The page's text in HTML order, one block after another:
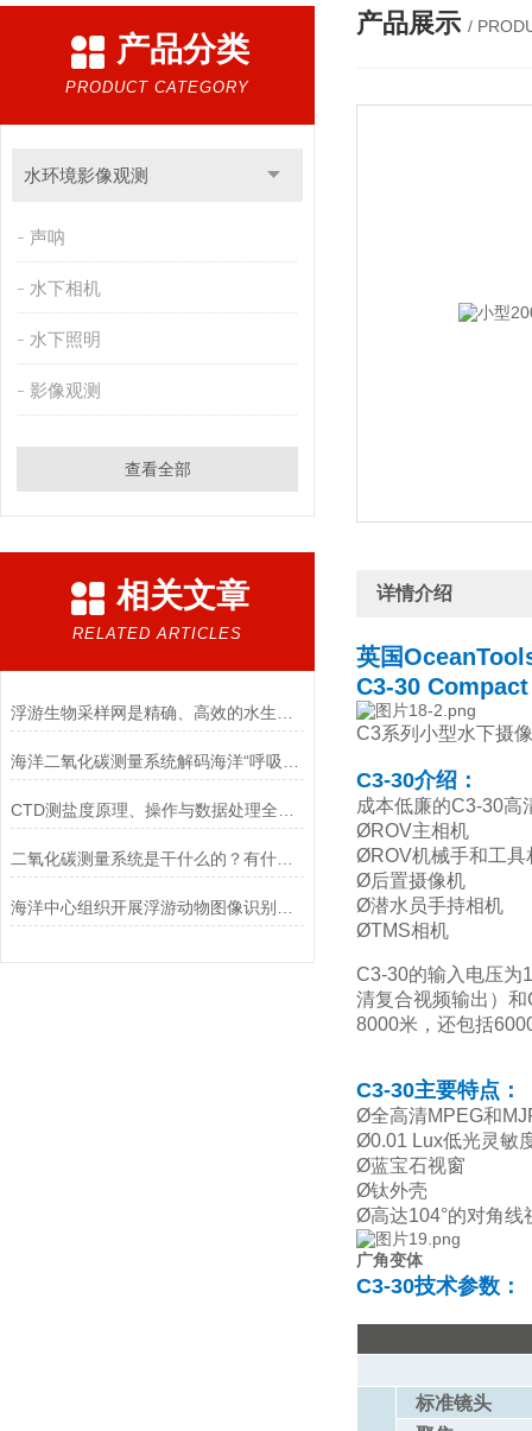
产品分类
PRODUCT CATEGORY
水环境影像观测
声呐
水下相机
水下照明
影像观测
查看全部
相关文章
RELATED ARTICLES
二氧化碳测量系统是干什么的？有什么特点？
产品展示 /
详情介绍
英国
C3-30
C3系列小型水下摄
C3-30介绍：
成本低廉的C3-30高
ØROV主相机
ØROV机械手和工具
Ø后置摄像机
Ø潜水员手持相机
ØTMS相机
C3-30的输入电压为
清复合视频输出）
8000米，还包括
C3-30主要特点：
Ø全高清MPEG和
Ø0.01 Lux低光灵敏
Ø蓝宝石视窗
Ø钛外壳
Ø高达104°的对角线
广角变体
C3-30技术参数：
标准镜头